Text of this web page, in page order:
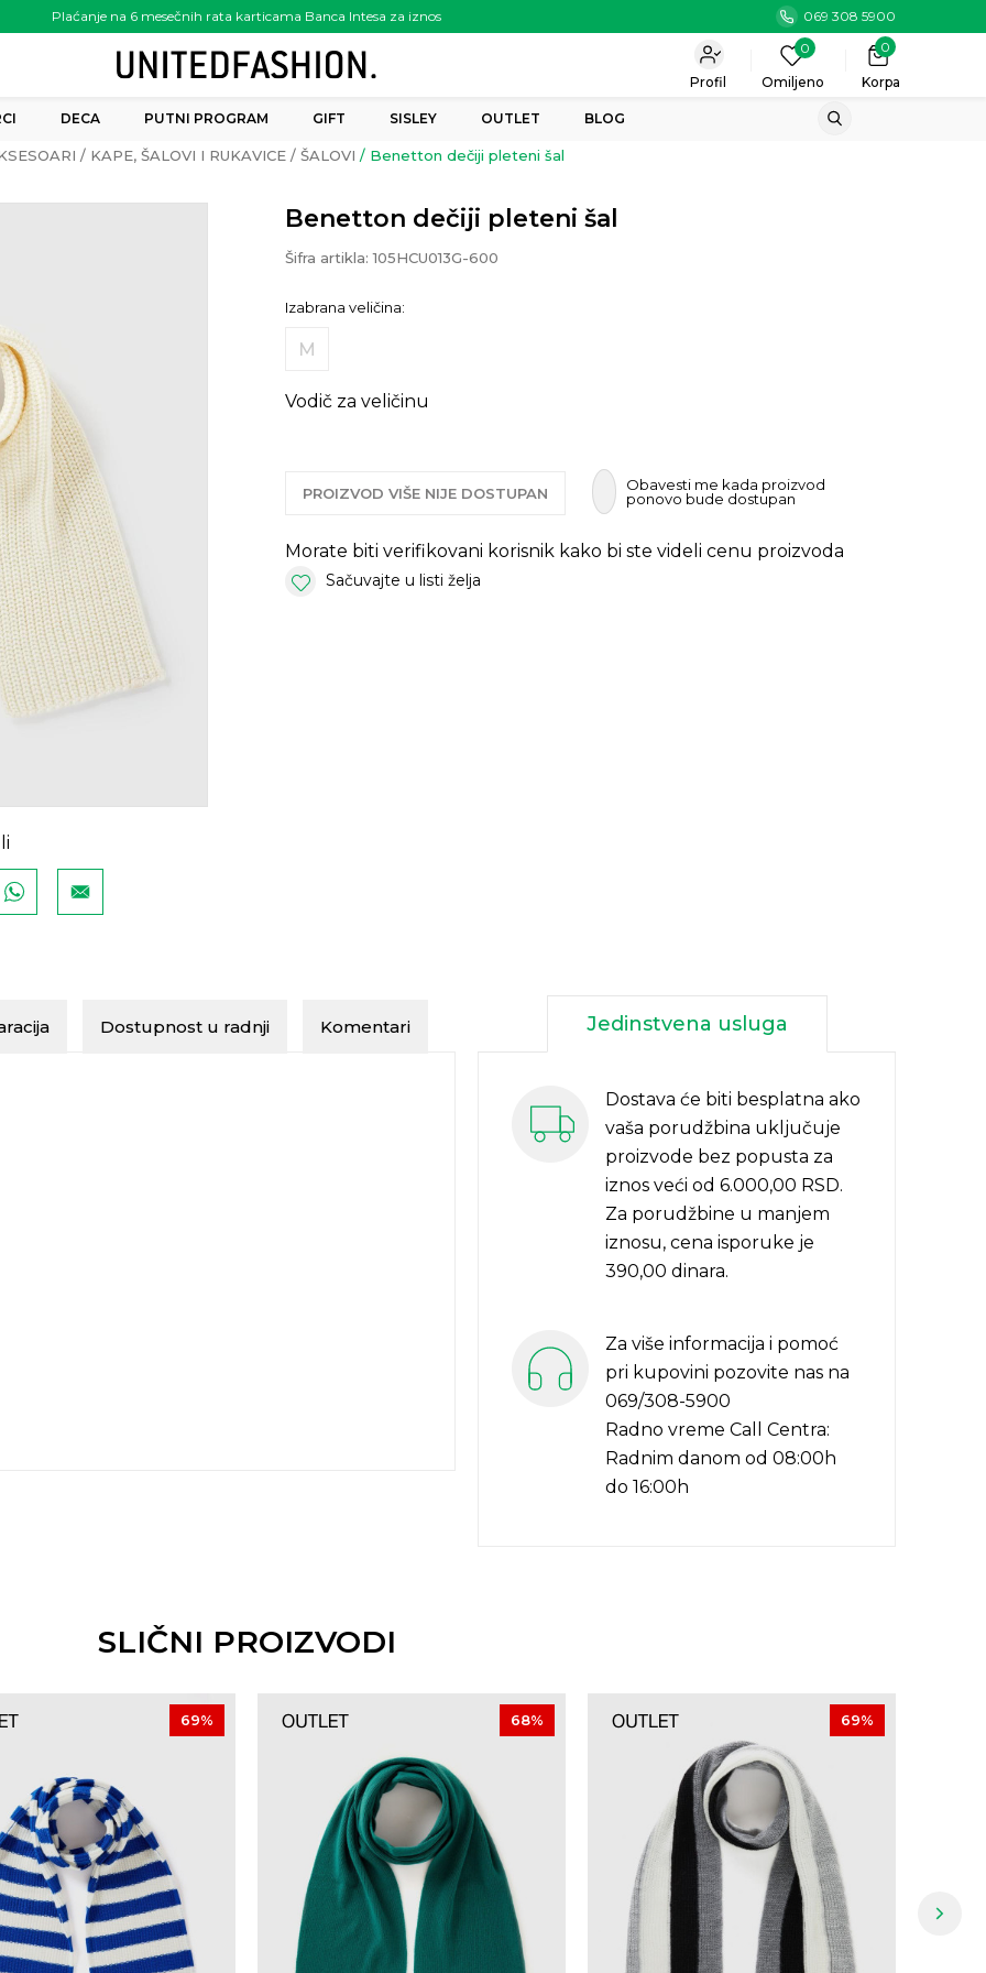
Plaćanje na 6 mesečnih rata karticama Banca Intesa za iznos
preko 6.000.00 rsd
069 308 5900
Korpa
0
0
Omiljeno
Profil
DECA PUTNI PROGRAM GIFT SISLEY OUTLET BLOG
KAPE, ŠALOVI I RUKAVICE ŠALOVI Benetton dečiji pleteni šal
Benetton dečiji pleteni šal
Šifra artikla:105HCU013G-600
Izabrana veličina:
M
Vodič za veličinu
PROIZVOD VIŠE NIJE DOSTUPAN
Obavesti me kada proizvod
ponovo bude dostupan
Morate biti verifikovani korisnik kako bi ste videli cenu proizvoda
Sačuvajte u listi želja
Dostupnost u radnji Komentari Jedinstvena usluga
Dostava će biti besplatna ako
vaša porudžbina uključuje
proizvode bez popusta za
iznos veći od 6.000,00 RSD.
Za porudžbine u manjem
iznosu, cena isporuke je
390,00 dinara.
Za više informacija i pomoć
pri kupovini pozovite nas na
069/308-5900
Radno vreme Call Centra:
Radnim danom od 08:00h
do 16:00h
SLIČNI PROIZVODI
69% 68% 69%